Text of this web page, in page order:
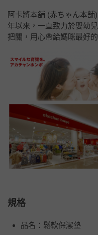
阿卡將本舖 (赤ちゃん本
年以來，一直致力於嬰幼
把關，用心帶給媽咪最好
規格
品名：鬆軟保潔墊